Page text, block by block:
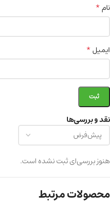
نقد و بررسی‌ها
هنوز بررسی‌ای ثبت نشده است.
نام*
ایمیل*
محصولات مرتبط